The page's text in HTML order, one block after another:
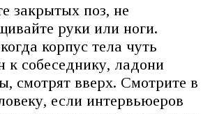
закрытых поз, не
руки или ноги.
корпус тела чуть
к собеседнику, ладони
смотрят вверх. Смотрите в
если интервьюеров